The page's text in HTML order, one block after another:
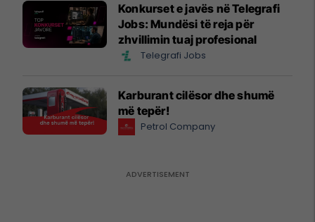
Konkurset e javës në Telegrafi
Jobs: Mundësi të reja për
zhvillimin tuaj profesional
Telegrafi Jobs
Karburant cilësor dhe shumë
më tepër!
Petrol Company